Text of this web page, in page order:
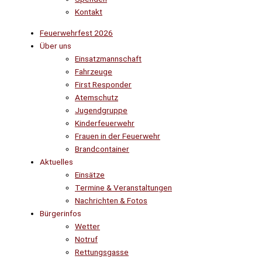
Kontakt
Feuerwehrfest 2026
Über uns
Einsatzmannschaft
Fahrzeuge
First Responder
Atemschutz
Jugendgruppe
Kinderfeuerwehr
Frauen in der Feuerwehr
Brandcontainer
Aktuelles
Einsätze
Termine & Veranstaltungen
Nachrichten & Fotos
Bürgerinfos
Wetter
Notruf
Rettungsgasse